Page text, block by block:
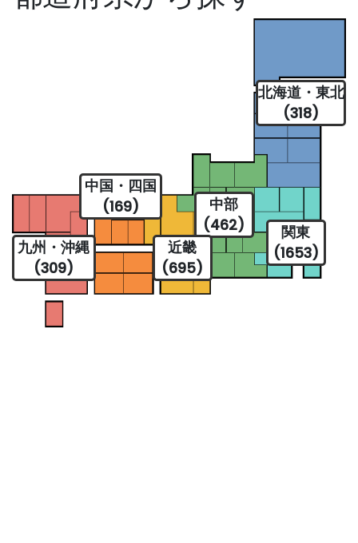
北海道・東北
(318)
関東
(1653)
中部
(462)
近畿
(695)
中国・四国
(169)
九州・沖縄
(309)